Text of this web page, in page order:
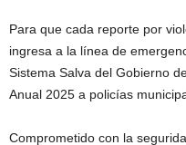
Para que cada reporte por
ingresa a la línea de
Sistema Salva del Gobierno
Anual 2025 a policías
Comprometido con la